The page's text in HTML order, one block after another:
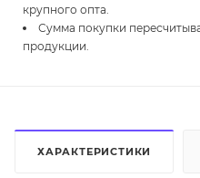
крупного опта.
Сумма покупки
продукции.
ХАРАКТЕРИСТИКИ